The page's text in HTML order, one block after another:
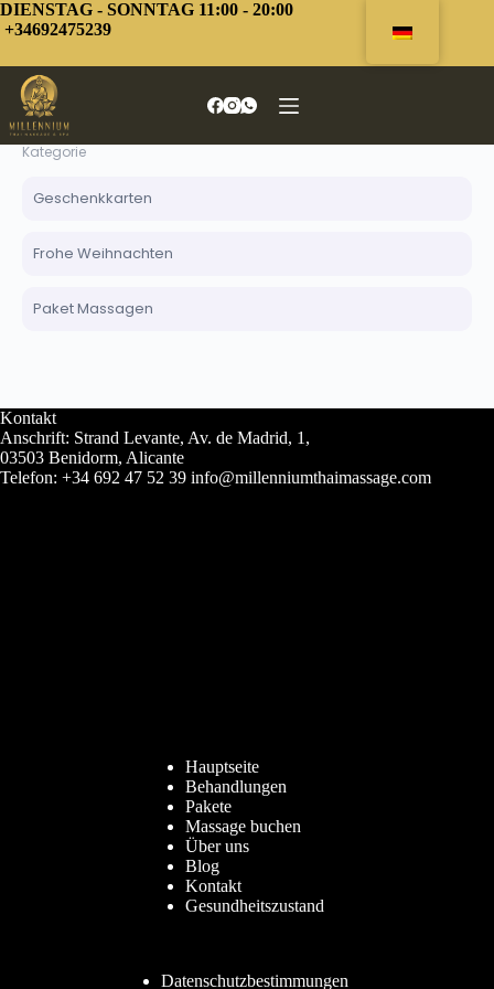
Zum
Inhalt
DIENSTAG - SONNTAG 11:00 - 20:00
+34692475239
Kategorie
Geschenkkarten
Frohe Weihnachten
Paket Massagen
Kontakt
Anschrift: Strand Levante, Av. de Madrid, 1,
03503 Benidorm, Alicante
Telefon: +34 692 47 52 39 info@millenniumthaimassage.com
Hauptseite
Behandlungen
Pakete
Massage buchen
Über uns
Blog
Kontakt
Gesundheitszustand
Datenschutzbestimmungen